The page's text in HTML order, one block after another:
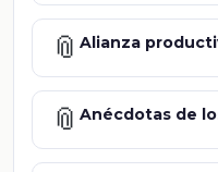
📎 Alianza
📎 Anécdotas de